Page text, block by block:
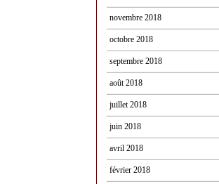
novembre 2018
octobre 2018
septembre 2018
août 2018
juillet 2018
juin 2018
avril 2018
février 2018